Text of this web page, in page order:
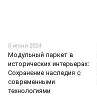
3 июня 2024
Модульный паркет в
исторических интерьерах:
Сохранение наследия с
современными
технологиями